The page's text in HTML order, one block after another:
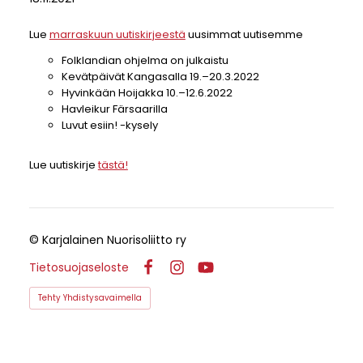
Lue marraskuun uutiskirjeestä uusimmat uutisemme
Folklandian ohjelma on julkaistu
Kevätpäivät Kangasalla 19.–20.3.2022
Hyvinkään Hoijakka 10.–12.6.2022
Havleikur Färsaarilla
Luvut esiin! -kysely
Lue uutiskirjetästä!
© Karjalainen Nuorisoliitto ry
Tietosuojaseloste
FacebookInstagram
Tehty Yhdistysavaimella